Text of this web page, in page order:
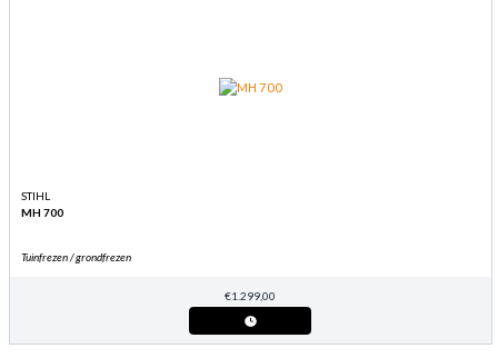
STIHL
MH 700
Tuinfrezen / grondfrezen
€1.299,00